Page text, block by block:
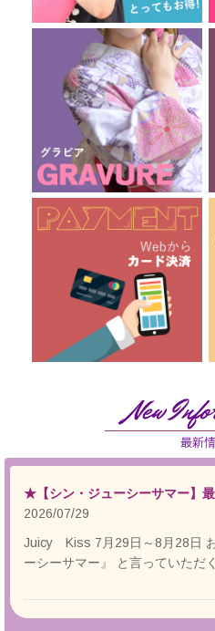
2026/07/29
Juicy Kiss 7月29日～8月28日
ーシーサマー』 と言っていただ